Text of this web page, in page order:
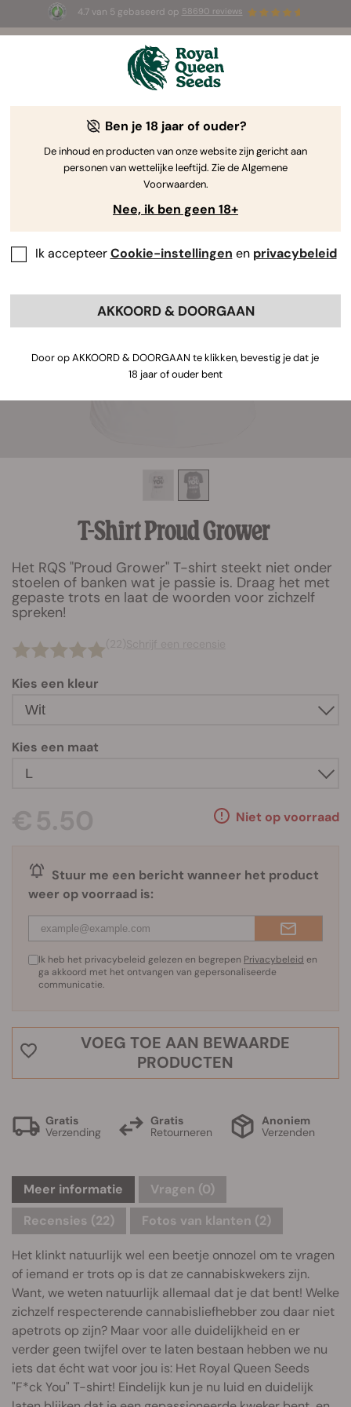
4.7 van 5 gebaseerd op 58690 reviews
3 White Widow Auto zaadjesGRATIS voor de
T-Shirt Proud Grower
Het RQS "Proud Grower" T-shirt steekt niet onder
stoelen of banken wat je passie is. Draag het met
gepaste trots en laat de woorden voor zichzelf
spreken!
Kies een kleur
Kies een maat
Niet op voorraad
Stuur me een bericht wanneer het product
weer op voorraad is:
Ik heb het privacybeleid gelezen en begrepen Privacybeleid en
ga akkoord met het ontvangen van gepersonaliseerde
communicatie.
VOEG TOE AAN BEWAARDE
PRODUCTEN
Gratis
Verzending
Gratis
Retourneren
Anoniem
Verzenden
Meer informatie Vragen (0)
Recensies (22)
Fotos van klanten (2)
Het klinkt natuurlijk wel een beetje onnozel om te vragen
of iemand er trots op is dat ze cannabiskwekers zijn.
Want, we weten natuurlijk allemaal dat je dat bent! Welke
zichzelf respecterende cannabisliefhebber zou daar niet
apetrots op zijn? Maar voor alle duidelijkheid en er
verder geen twijfel over te laten bestaan hebben we nu
iets dat écht wat voor jou is: Het Royal Queen Seeds
"F*ck You" T-shirt! Eindelijk kun je nu luid en duidelijk
Ben je 18 jaar of ouder?
De inhoud en producten van onze website zijn gericht aan
personen van wettelijke leeftijd. Zie de Algemene
Voorwaarden.
Nee, ik ben geen 18+
Ik accepteerCookie-instellingen en privacybeleid
AKKOORD & DOORGAAN
Door op AKKOORD & DOORGAAN te klikken, bevestig je dat je
18 jaar of ouder bent